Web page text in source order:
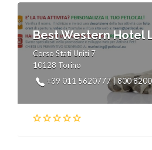
Best Western Hotel
Corso Stati Uniti 7
10128 Torino
+39 011 5620777 | 800